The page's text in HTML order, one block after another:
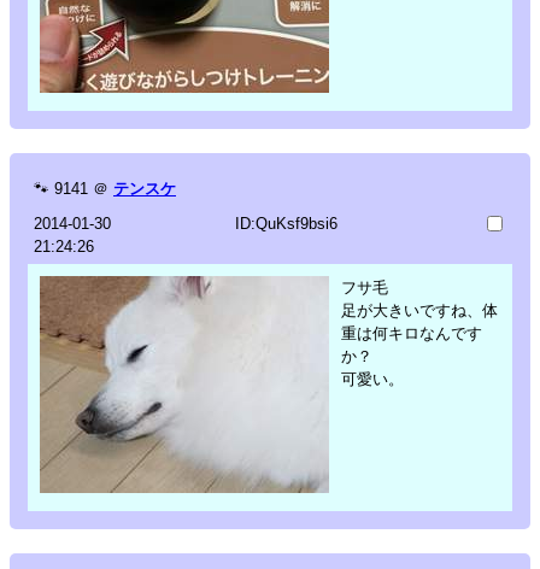
🐾 9141 ＠ テンスケ
2014-01-30
21:24:26
ID:QuKsf9bsi6
フサ毛
足が大きいですね、体
重は何キロなんです
か？
可愛い。